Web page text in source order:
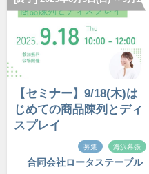
【セミナー】9/18(木)は
じめての商品陳列とディ
スプレイ
募集 海浜幕張
合同会社ロータステーブル